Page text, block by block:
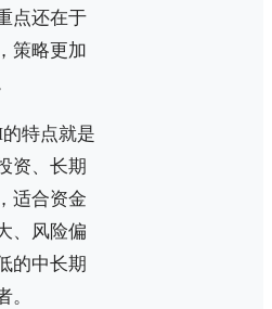
点还在于
策略更加
特点就是
资、长期
适合资金
、风险偏
的中长期
。